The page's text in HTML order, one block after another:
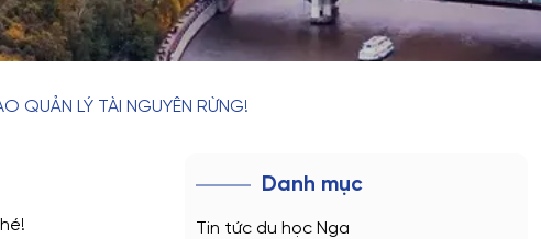
QUẢN LÝ TÀI NGUYÊN RỪNG!
Danh mục
Tin tức du học Nga